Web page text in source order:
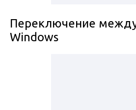
Переключение
Windows